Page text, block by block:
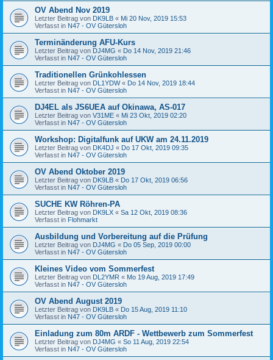
OV Abend Nov 2019
Letzter Beitrag von DK9LB « Mi 20 Nov, 2019 15:53
Verfasst in N47 - OV Gütersloh
Terminänderung AFU-Kurs
Letzter Beitrag von DJ4MG « Do 14 Nov, 2019 21:46
Verfasst in N47 - OV Gütersloh
Traditionellen Grünkohlessen
Letzter Beitrag von DL1YDW« Do 14 Nov, 2019 18:44
Verfasst in N47 - OV Gütersloh
DJ4EL als JS6UEA auf Okinawa, AS-017
Letzter Beitrag von V31ME « Mi 23 Okt, 2019 02:20
Verfasst in N47 - OV Gütersloh
Workshop: Digitalfunk auf UKW am 24.11.2019
Letzter Beitrag von DK4DJ « Do 17 Okt, 2019 09:35
Verfasst in N47 - OV Gütersloh
OV Abend Oktober 2019
Letzter Beitrag von DK9LB « Do 17 Okt, 2019 06:56
Verfasst in N47 - OV Gütersloh
SUCHE KW Röhren-PA
Letzter Beitrag von DK9LX « Sa 12 Okt, 2019 08:36
Verfasst in Flohmarkt
Ausbildung und Vorbereitung auf die Prüfung
Letzter Beitrag von DJ4MG « Do 05 Sep, 2019 00:00
Verfasst in N47 - OV Gütersloh
Kleines Video vom Sommerfest
Letzter Beitrag von DL2YMR « Mo 19 Aug, 2019 17:49
Verfasst in N47 - OV Gütersloh
OV Abend August 2019
Letzter Beitrag von DK9LB « Do 15 Aug, 2019 11:10
Verfasst in N47 - OV Gütersloh
Einladung zum 80m ARDF - Wettbewerb zum Sommerfest
Letzter Beitrag von DJ4MG « So 11 Aug, 2019 22:54
Verfasst in N47 - OV Gütersloh